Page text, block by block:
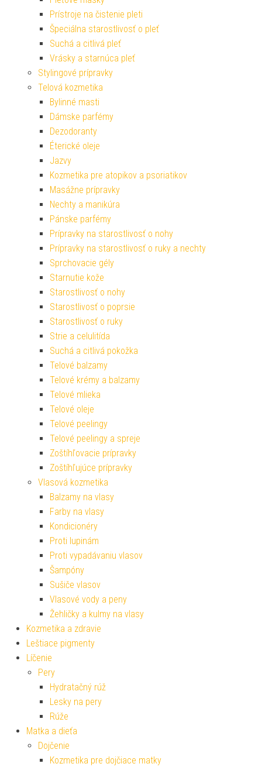
Prístroje na čistenie pleti
Špeciálna starostlivosť o pleť
Suchá a citlivá pleť
Vrásky a starnúca pleť
Stylingové prípravky
Telová kozmetika
Bylinné masti
Dámske parfémy
Dezodoranty
Éterické oleje
Jazvy
Kozmetika pre atopikov a psoriatikov
Masážne prípravky
Nechty a manikúra
Pánske parfémy
Prípravky na starostlivosť o nohy
Prípravky na starostlivosť o ruky a nechty
Sprchovacie gély
Starnutie kože
Starostlivosť o nohy
Starostlivosť o poprsie
Starostlivosť o ruky
Strie a celulitída
Suchá a citlivá pokožka
Telové balzamy
Telové krémy a balzamy
Telové mlieka
Telové oleje
Telové peelingy
Telové peelingy a spreje
Zoštíhľovacie prípravky
Zoštíhľujúce prípravky
Vlasová kozmetika
Balzamy na vlasy
Farby na vlasy
Kondicionéry
Proti lupinám
Proti vypadávaniu vlasov
Šampóny
Sušiče vlasov
Vlasové vody a peny
Žehličky a kulmy na vlasy
Kozmetika a zdravie
Leštiace pigmenty
Líčenie
Pery
Hydratačný rúž
Lesky na pery
Rúže
Matka a dieťa
Dojčenie
Kozmetika pre dojčiace matky